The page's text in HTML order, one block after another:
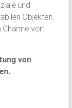
und
Objekten,
von
von